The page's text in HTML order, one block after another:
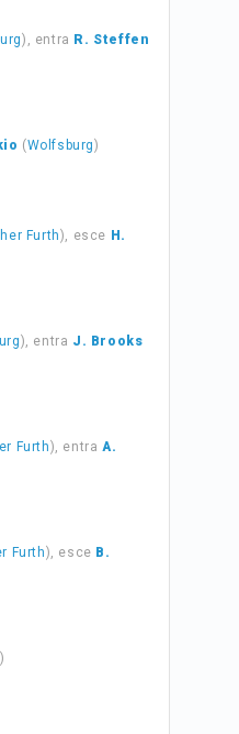
), entra R. Steffen
(Wolfsburg)
Furth), esce H.
), entra J. Brooks
Furth), entraA.
Furth), esce B.
)